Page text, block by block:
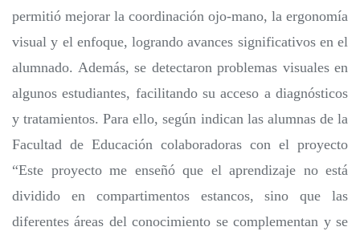
permitió mejorar la coordinación ojo-mano, la ergonomía
visual y el enfoque, logrando avances significativos en el
alumnado. Además, se detectaron problemas visuales en
algunos estudiantes, facilitando su acceso a diagnósticos
y tratamientos. Para ello, según indican las alumnas de la
Facultad de Educación colaboradoras con el proyecto
“Este proyecto me enseñó que el aprendizaje no está
dividido en compartimentos estancos, sino que las
diferentes áreas del conocimiento se complementan y se